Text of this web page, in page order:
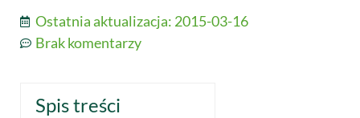
Ostatnia aktualizacja: 2015-03-16
Brak komentarzy
Spis treści